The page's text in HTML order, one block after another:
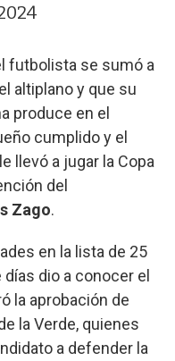
futbolista se sumó a
altiplano y que su
produce en el
cumplido y el
llevó a jugar la Copa
del
Zago.
en la lista de 25
dio a conocer el
la aprobación de
la Verde, quienes
a defender la